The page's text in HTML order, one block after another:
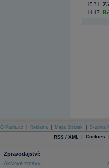
15:31
14:47
O Patria.cz Reklama Mapa Stránek Skupina
RSS / XML | Cookies |
Zpravodajství:
Akciové zprávy